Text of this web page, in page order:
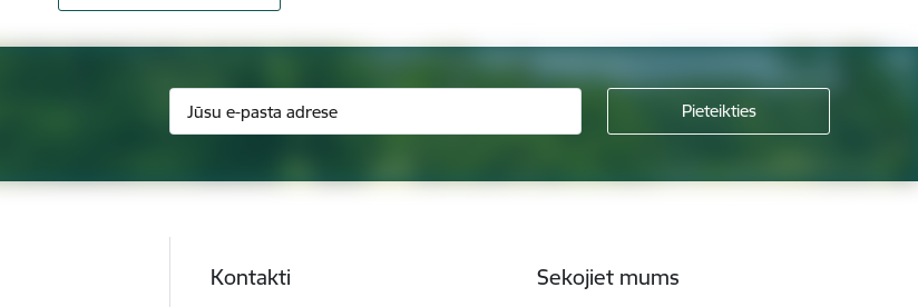
Kontakti Sekojiet mums